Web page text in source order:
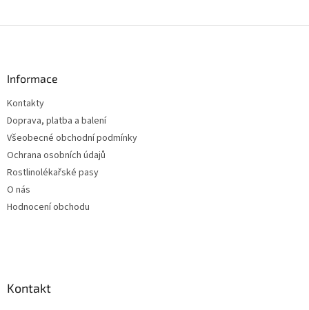
Informace
Kontakty
Doprava, platba a balení
Všeobecné obchodní podmínky
Ochrana osobních údajů
Rostlinolékařské pasy
O nás
Hodnocení obchodu
Kontakt